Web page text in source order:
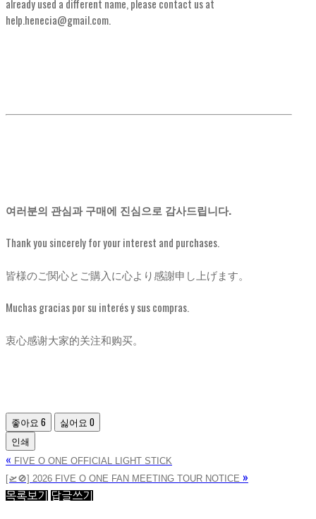
already used a different name, please contact us at
help.henecia@gmail.com.
여러분의 관심과 구매에 진심으로 감사드립니다.
Thank you sincerely for your interest and purchases.
皆様のご関心とご購入に心より感謝申し上げます。
Muchas gracias por su interés y sus compras.
衷心感谢大家的关注和购买。
좋아요 6 싫어요 0
인쇄
« FIVE O ONE OFFICIAL LIGHT STICK
[🛫🚫] 2026 FIVE O ONE FAN MEETING TOUR NOTICE »
목록보기 답글쓰기